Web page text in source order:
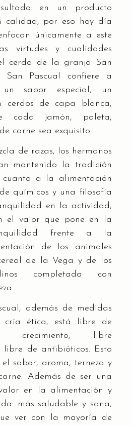
en un producto
calidad, por eso hoy día
únicamente a este
virtudes y cualidades
cerdo de la granja San
San Pascual confiere a
sabor especial, un
cerdos de capa blanca,
cada jamón, paleta,
carne sea exquisito.
de razas, los hermanos
mantenido la tradición
a la alimentación
químicos y una filosofía
en la actividad,
el valor que pone en la
frente a la
de los animales
de la Vega y de los
completada con
además de medidas
cría ética, está libre de
crecimiento, libre
libre de antibióticos. Esto
sabor, aroma, terneza y
Además de ser una
en la alimentación y
más saludable y sana,
ver con la mayoría de